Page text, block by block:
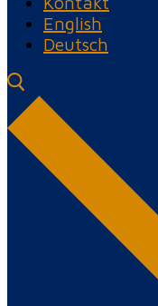
English
Deutsch